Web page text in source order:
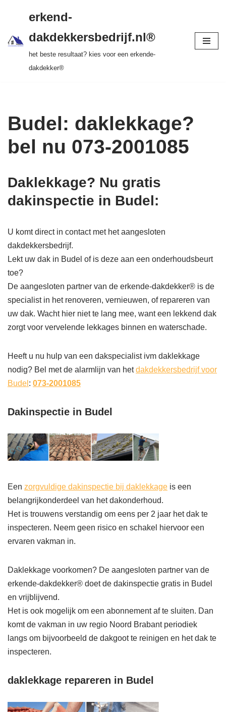
naar
inhoud
tot 20 jr garantie > SKEV erkend
erkend-
dakdekkersbedrijf.nl®
het beste resultaat? kies voor een erkende-
dakdekker®
Budel: daklekkage?
bel nu 073-2001085
Daklekkage? Nu gratis
dakinspectie in Budel:
U komt direct in contact met het aangesloten
dakdekkersbedrijf.
Lekt uw dak in Budel of is deze aan een onderhoudsbeurt
toe?
De aangesloten partner van de erkende-dakdekker® is de
specialist in het renoveren, vernieuwen, of repareren van
uw dak. Wacht hier niet te lang mee, want een lekkend dak
zorgt voor vervelende lekkages binnen en waterschade.
Heeft u nu hulp van een dakspecialist ivm daklekkage
nodig? Bel met de alarmlijn van hetdakdekkersbedrijf voor
Budel : 073-2001085
Dakinspectie in Budel
Een zorgvuldige dakinspectie bij daklekkage is een
belangrijkonderdeel van het dakonderhoud.
Het is trouwens verstandig om eens per 2 jaar het dak te
inspecteren. Neem geen risico en schakel hiervoor een
ervaren vakman in.
Daklekkage voorkomen? De aangesloten partner van de
erkende-dakdekker® doet de dakinspectie gratis in Budel
en vrijblijvend.
Het is ook mogelijk om een abonnement af te sluiten. Dan
komt de vakman in uw regio Noord Brabant periodiek
langs om bijvoorbeeld de dakgoot te reinigen en het dak te
inspecteren.
daklekkage repareren in Budel